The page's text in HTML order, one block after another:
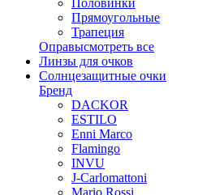
Прямоугольные
Трапеция
Оправысмотреть все
Линзы для очков
Солнцезащитные очки
Бренд
DACKOR
ESTILO
Enni Marco
Flamingo
INVU
J-Carlomattoni
Mario Rossi